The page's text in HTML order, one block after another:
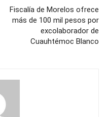
Fiscalía de Morelos ofrece
más de 100 mil pesos por
excolaborador de
Cuauhtémoc Blanco